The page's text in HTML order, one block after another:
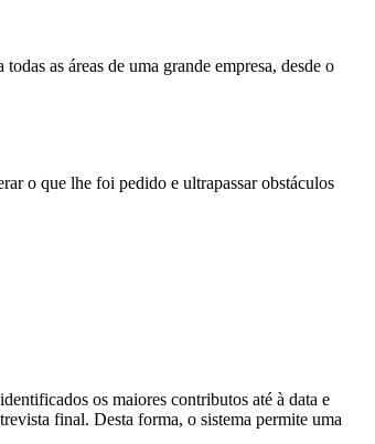
as áreas de uma grande empresa, desde o
o que lhe foi pedido e ultrapassar obstáculos
os maiores contributos até à data e
final. Desta forma, o sistema permite uma